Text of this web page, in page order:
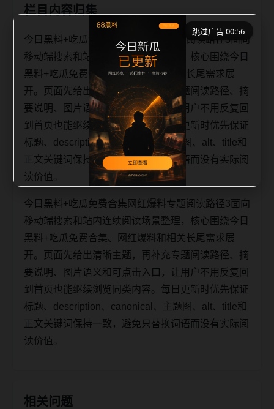
栏目内容归集
今日黑料+吃瓜免费合集网红爆料专题阅读路径3面向
移动端搜索和站内连续阅读场景整理，核心围绕今日
黑料+吃瓜免费合集、网红爆料和相关长尾需求展
开。页面先给出清晰主题，再补充专题阅读路径、摘
要说明、图片语义和可点击入口，让用户不用反复回
到首页也能继续浏览同类内容。每日更新时优先保证
标题、description、canonical、主题图、alt、title和
正文关键词保持一致，避免只替换词语而没有实际阅
读价值。
今日黑料+吃瓜免费合集网红爆料专题阅读路径3面向
移动端搜索和站内连续阅读场景整理，核心围绕今日
黑料+吃瓜免费合集、网红爆料和相关长尾需求展
开。页面先给出清晰主题，再补充专题阅读路径、摘
要说明、图片语义和可点击入口，让用户不用反复回
到首页也能继续浏览同类内容。每日更新时优先保证
标题、description、canonical、主题图、alt、title和
正文关键词保持一致，避免只替换词语而没有实际阅
读价值。
相关问题
跳过广告 00:56